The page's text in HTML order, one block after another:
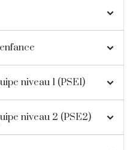
niveau 1 (PSE1)
niveau 2 (PSE2)